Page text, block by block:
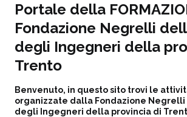
Portale della
Fondazione Negrelli
degli Ingegneri della
Trento
Benvenuto, in questo sito trovi le
organizzate dalla Fondazione
degli Ingegneri della provincia di